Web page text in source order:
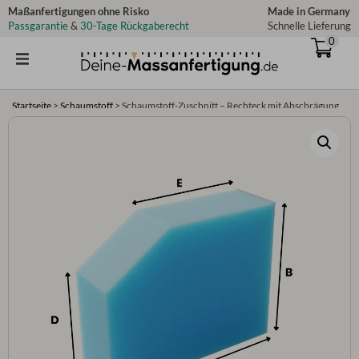
Zum
Inhalt
Maßanfertigungen ohne Risko
Passgarantie& 30-Tage Rückgaberecht
Made in Germany
Schnelle Lieferung
0
Startseite > Schaumstoff > Schaumstoff-Zuschnitt – Rechteck mit Abschrägung